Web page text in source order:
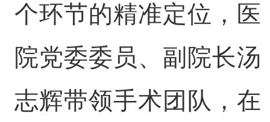
个环节的精准定位，医
院党委委员、副院长汤
志辉带领手术团队，在